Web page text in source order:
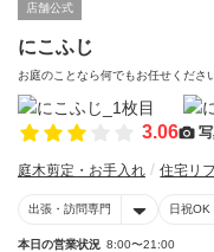
店舗公式
にこふじ
お庭のことなら何でもお任せくださ
3.06
庭木剪定・お手入れ 住宅リ
出張・訪問専門 日祝OK
本日の営業状況 8:00〜21:00